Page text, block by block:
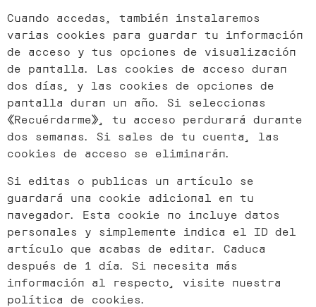
Cuando accedas, también instalaremos
varias cookies para guardar tu información
de acceso y tus opciones de visualización
de pantalla. Las cookies de acceso duran
dos días, y las cookies de opciones de
pantalla duran un año. Si seleccionas
«Recuérdarme», tu acceso perdurará durante
dos semanas. Si sales de tu cuenta, las
cookies de acceso se eliminarán.
Si editas o publicas un artículo se
guardará una cookie adicional en tu
navegador. Esta cookie no incluye datos
personales y simplemente indica el ID del
artículo que acabas de editar. Caduca
después de 1 día. Si necesita más
información al respecto, visite nuestra
política de cookies.